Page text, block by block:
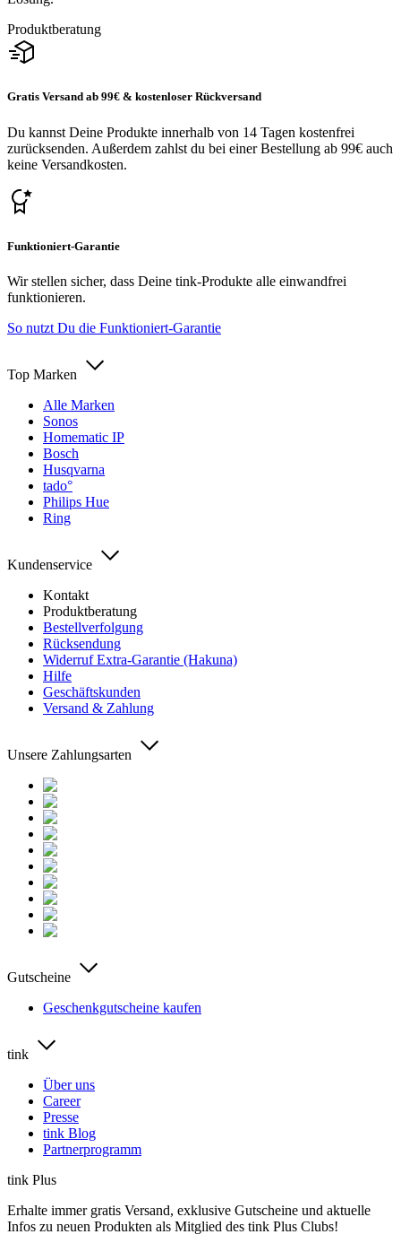
Produktberatung
Gratis Versand ab 99€ & kostenloser Rückversand
Du kannst Deine Produkte innerhalb von 14 Tagen kostenfrei
zurücksenden. Außerdem zahlst du bei einer Bestellung ab 99€ auch
keine Versandkosten.
Funktioniert-Garantie
Wir stellen sicher, dass Deine tink-Produkte alle einwandfrei
funktionieren.
So nutzt Du die Funktioniert-Garantie
Top Marken
Alle Marken
Sonos
Homematic IP
Bosch
Husqvarna
tado°
Philips Hue
Ring
Kundenservice
Kontakt
Produktberatung
Bestellverfolgung
Rücksendung
Widerruf Extra-Garantie (Hakuna)
Hilfe
Geschäftskunden
Versand & Zahlung
Unsere Zahlungsarten
Gutscheine
Geschenkgutscheine kaufen
tink
Über uns
Career
Presse
tink Blog
Partnerprogramm
tink Plus
Erhalte immer gratis Versand, exklusive Gutscheine und aktuelle
Infos zu neuen Produkten als Mitglied des tink Plus Clubs!